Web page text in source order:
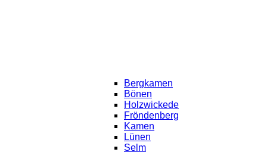
Bergkamen
Bönen
Holzwickede
Fröndenberg
Kamen
Lünen
Selm